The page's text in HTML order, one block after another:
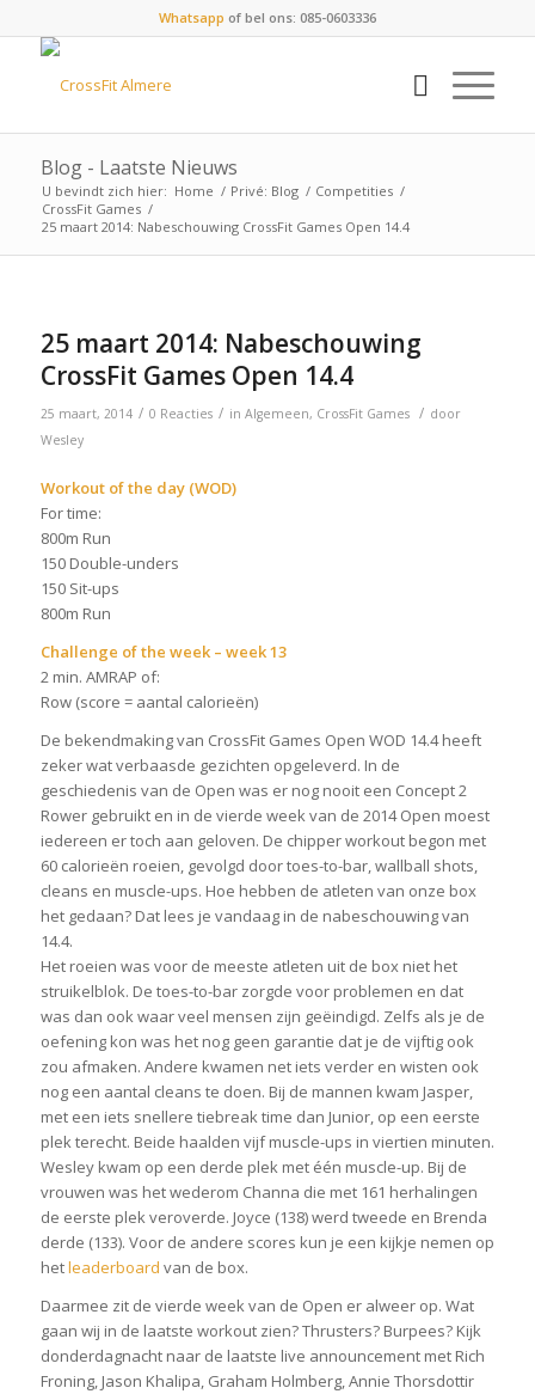
Whatsapp of bel ons: 085-0603336
Blog - Laatste Nieuws
U bevindt zich hier: Home / Privé: Blog / Competities /
CrossFit Games /
25 maart 2014: Nabeschouwing CrossFit Games Open 14.4
25 maart 2014: Nabeschouwing
CrossFit Games Open 14.4
25 maart, 2014 / 0 Reacties / in Algemeen, CrossFit Games / door
Wesley
Workout of the day (WOD)
For time:
800m Run
150 Double-unders
150 Sit-ups
800m Run
Challenge of the week – week 13
2 min. AMRAP of:
Row (score = aantal calorieën)
De bekendmaking van CrossFit Games Open WOD 14.4 heeft
zeker wat verbaasde gezichten opgeleverd. In de
geschiedenis van de Open was er nog nooit een Concept 2
Rower gebruikt en in de vierde week van de 2014 Open moest
iedereen er toch aan geloven. De chipper workout begon met
60 calorieën roeien, gevolgd door toes-to-bar, wallball shots,
cleans en muscle-ups. Hoe hebben de atleten van onze box
het gedaan? Dat lees je vandaag in de nabeschouwing van
14.4.
Het roeien was voor de meeste atleten uit de box niet het
struikelblok. De toes-to-bar zorgde voor problemen en dat
was dan ook waar veel mensen zijn geëindigd. Zelfs als je de
oefening kon was het nog geen garantie dat je de vijftig ook
zou afmaken. Andere kwamen net iets verder en wisten ook
nog een aantal cleans te doen. Bij de mannen kwam Jasper,
met een iets snellere tiebreak time dan Junior, op een eerste
plek terecht. Beide haalden vijf muscle-ups in viertien minuten.
Wesley kwam op een derde plek met één muscle-up. Bij de
vrouwen was het wederom Channa die met 161 herhalingen
de eerste plek veroverde. Joyce (138) werd tweede en Brenda
derde (133). Voor de andere scores kun je een kijkje nemen op
hetleaderboard van de box.
Daarmee zit de vierde week van de Open er alweer op. Wat
gaan wij in de laatste workout zien? Thrusters? Burpees? Kijk
donderdagnacht naar de laatste live announcement met Rich
Froning, Jason Khalipa, Graham Holmberg, Annie Thorsdottir